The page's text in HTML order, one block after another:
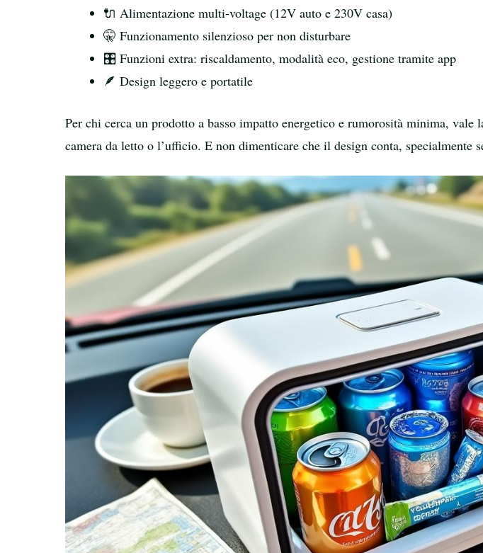
🔌 Alimentazione multi-voltage (12V auto e 230V casa)
🤫 Funzionamento silenzioso per non disturbare
🎛️ Funzioni extra: riscaldamento, modalità eco, gestione tramite app
🪶 Design leggero e portatile
Per chi cerca un prodotto a basso impatto energetico e rumorosità minima, vale
camera da letto o l’ufficio. E non dimenticare che il design conta, specialmente